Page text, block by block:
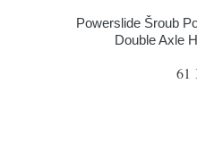
Powerslide Šroub
Double Axle
61